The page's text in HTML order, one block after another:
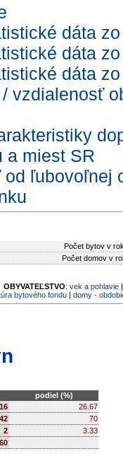
dáta
dáta
dáta
vzdialenosť
a miest SR
ľubovoľnej
Počet bytov v
Počet domov v
OBYVATEĽSTVO: vek a pohlavie
bytového fondu| domy -
podiel (%)
16
26.67
42
70
2
3.33
60